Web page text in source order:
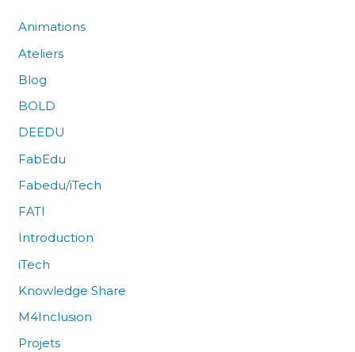
Animations
Ateliers
Blog
BOLD
DEEDU
FabEdu
Fabedu/iTech
FATI
Introduction
iTech
Knowledge Share
M4Inclusion
Projets